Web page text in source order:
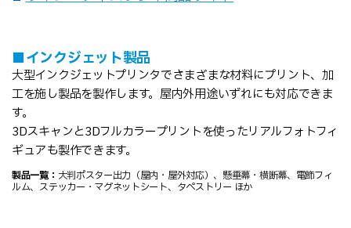
■インクジェット製品
大型インクジェットプリンタでさまざまな材料にプリント、加
工を施し製品を製作します。屋内外用途いずれにも対応できま
す。
3Dスキャンと3Dフルカラープリントを使ったリアルフォトフィ
ギュアも製作できます。
製品一覧： 大判ポスター出力（屋内・屋外対応）、懸垂幕・横断幕、電飾フィ
ルム、ステッカー・マグネットシート、タペストリー ほか